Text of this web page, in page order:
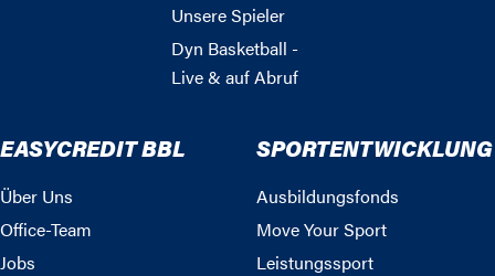
Unsere Spieler
Dyn Basketball -
Live & auf Abruf
EASYCREDIT BBL
Über Uns
Office-Team
Jobs
SPORTENTWICKLUNG
Ausbildungsfonds
Move Your Sport
Leistungssport